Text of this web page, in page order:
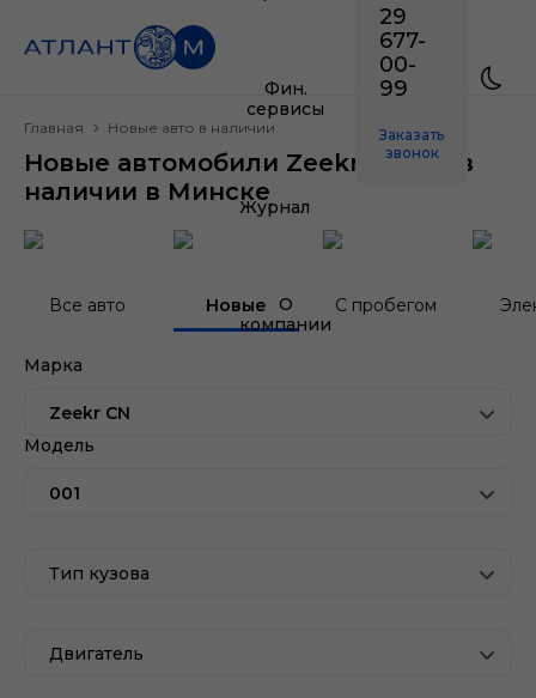
Фин.
сервисы
Журнал
О
компании
29
677-
00-
99
Заказать
звонок
Главная Новые авто в наличии
Новые автомобили Zeekr CN 001 в
наличии в Минске
Все авто Новые С пробегом
Марка
Zeekr CN
Модель
001
Тип кузова
Двигатель